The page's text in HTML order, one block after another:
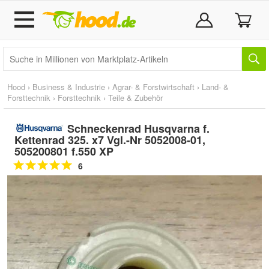
Hood › Business & Industrie › Agrar- & Forstwirtschaft › Land- &
Forsttechnik › Forsttechnik › Teile & Zubehör
Schneckenrad Husqvarna f.
Kettenrad 325. x7 Vgl.-Nr 5052008-01,
505200801 f.550 XP
6